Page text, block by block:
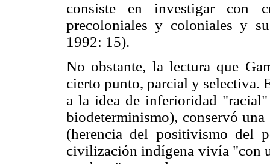
consiste en investigar con
precoloniales y coloniales y
1992: 15).
No obstante, la lectura que
cierto punto, parcial y selectiva.
a la idea de inferioridad
biodeterminismo), conservó
(herencia del positivismo del
civilización indígena vivía "con